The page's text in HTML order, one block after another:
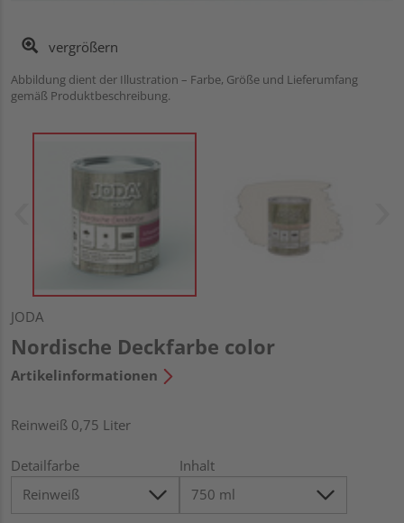
vergrößern
Abbildung dient der Illustration – Farbe, Größe und Lieferumfang
gemäß Produktbeschreibung.
JODA
Nordische Deckfarbe color
Artikelinformationen
Reinweiß 0,75 Liter
Detailfarbe Inhalt